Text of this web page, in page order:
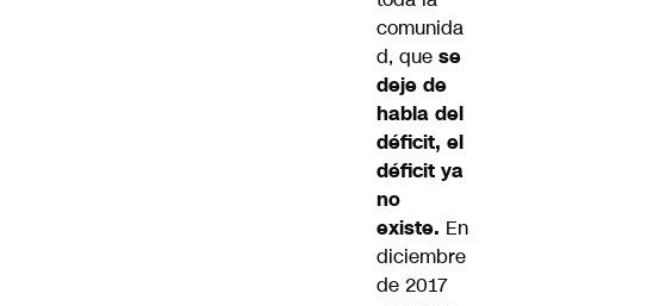
comunida
d, que se
deje de
habla del
déficit, el
déficit ya
no
existe. En
diciembre
de 2017